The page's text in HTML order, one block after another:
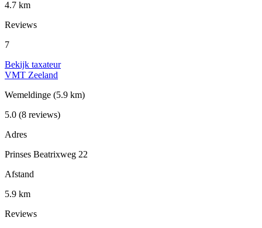
4.7 km
Reviews
7
Bekijk taxateur
VMT Zeeland
Wemeldinge (5.9 km)
5.0 (8 reviews)
Adres
Prinses Beatrixweg 22
Afstand
5.9 km
Reviews